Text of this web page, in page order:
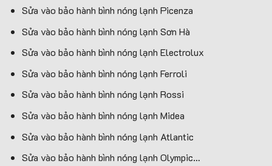
Sửa vào bảo hành bình nóng lạnh Picenza
Sửa vào bảo hành bình nóng lạnh Sơn Hà
Sửa vào bảo hành bình nóng lạnh Electrolux
Sửa vào bảo hành bình nóng lạnh Ferroli
Sửa vào bảo hành bình nóng lạnh Rossi
Sửa vào bảo hành bình nóng lạnh Midea
Sửa vào bảo hành bình nóng lạnh Atlantic
Sửa vào bảo hành bình nóng lạnh Olympic…